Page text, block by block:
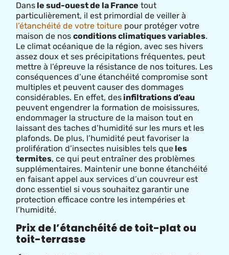
Dans le sud-ouest de la France tout
particulièrement, il est primordial de veiller à
l’étanchéité de votre toiture pour protéger votre
maison de nosconditions climatiques variables.
Le climat océanique de la région, avec ses hivers
assez doux et ses précipitations fréquentes, peut
mettre à l’épreuve la résistance de nos toitures. Les
conséquences d’une étanchéité compromise sont
multiples et peuvent causer des dommages
considérables. En effet, des infiltrations d’eau
peuvent engendrer la formation de moisissures,
endommager la structure de la maison tout en
laissant des taches d’humidité sur les murs et les
plafonds. De plus, l’humidité peut favoriser la
prolifération d’insectes nuisibles tels que les
termites, ce qui peut entraîner des problèmes
supplémentaires. Maintenir une bonne étanchéité
en faisant appel aux services d’un couvreur est
donc essentiel si vous souhaitez garantir une
protection efficace contre les intempéries et
l’humidité.
Prix de l’étanchéité de toit-plat ou
toit-terrasse